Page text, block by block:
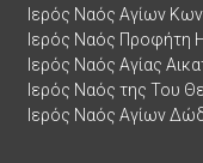
Ιερός Ναός Αγίων
Ιερός Ναός Προφήτη
Ιερός Ναός Αγίας
Ιερός Ναός της Του
Ιερός Ναός Αγίων